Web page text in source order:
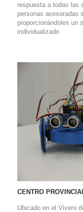
respuesta a todas las
personas asesoradas
proporcionándoles un
individualizado
CENTRO
Ubicado en el Vivero